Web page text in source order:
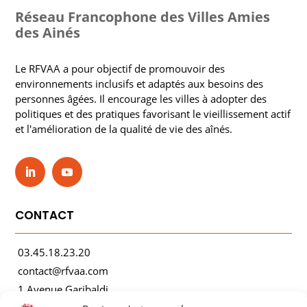
Réseau Francophone des Villes Amies
des Ainés
Le RFVAA a pour objectif de promouvoir des
environnements inclusifs et adaptés aux besoins des
personnes âgées. Il encourage les villes à adopter des
politiques et des pratiques favorisant le vieillissement actif
et l'amélioration de la qualité de vie des aînés.
CONTACT
03.45.18.23.20
contact@rfvaa.com
1 Avenue Garibaldi